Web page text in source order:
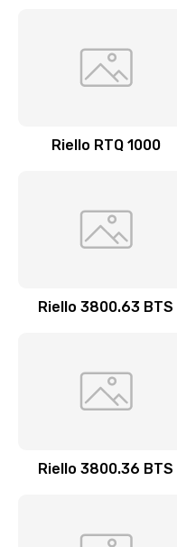
Riello RTQ 1000
Riello 3800.63 BTS
Riello 3800.36 BTS